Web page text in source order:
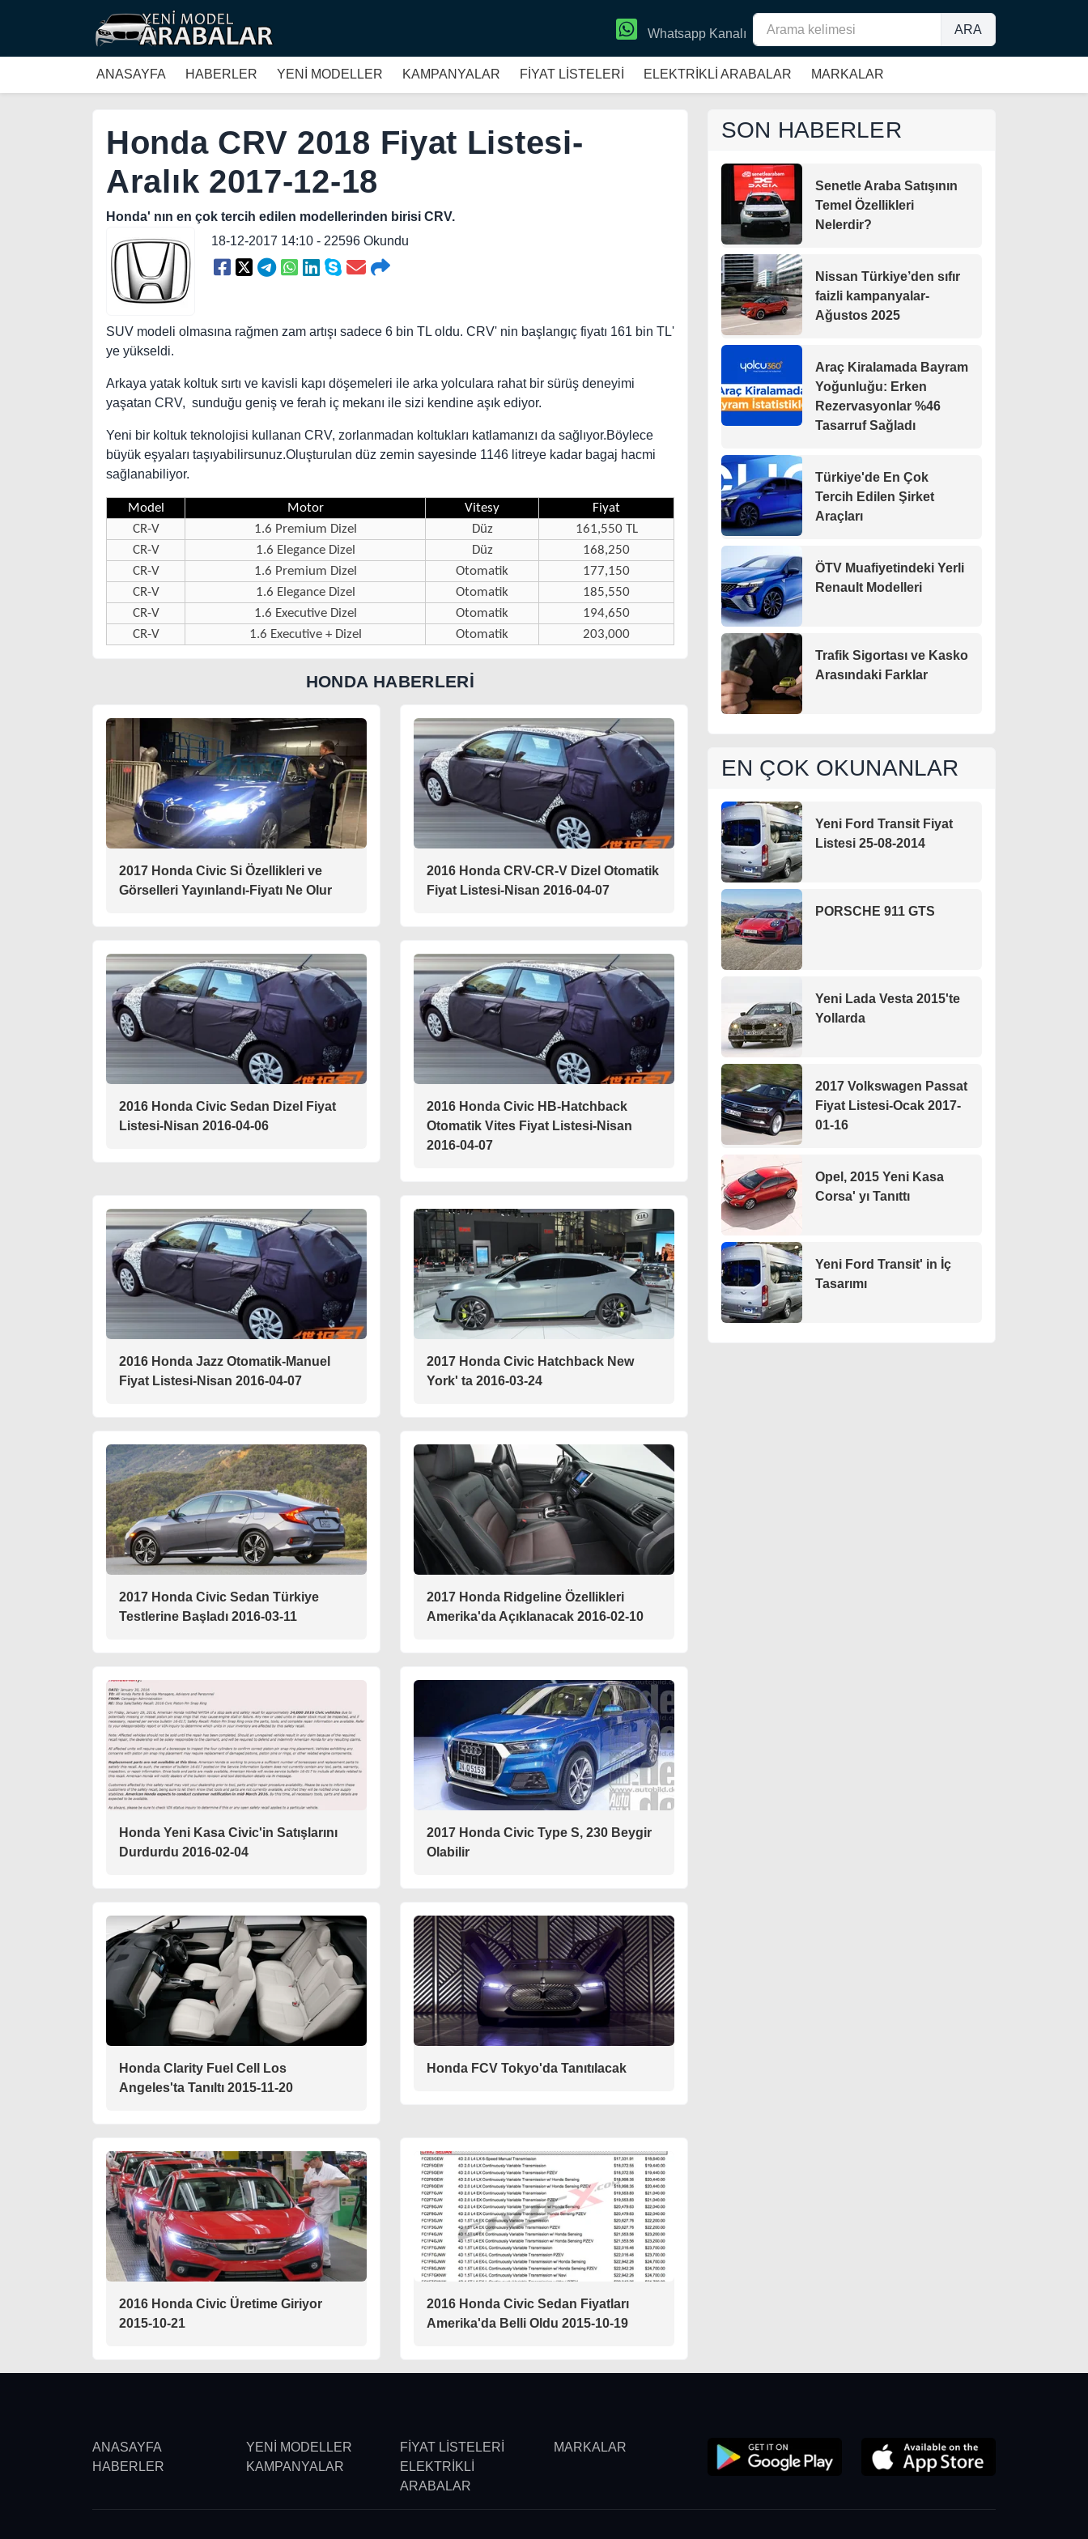
ARA
Whatsapp Kanalı
ANASAYFA HABERLER YENİ MODELLER KAMPANYALAR FİYAT LİSTELERİ ELEKTRİKLİ ARABALAR MARKALAR
Honda CRV 2018 Fiyat Listesi-
Aralık 2017-12-18
Honda' nın en çok tercih edilen modellerinden birisi CRV.
18-12-2017 14:10 - 22596 Okundu
SUV modeli olmasına rağmen zam artışı sadece 6 bin TL oldu. CRV' nin başlangıç fiyatı 161 bin TL'
ye yükseldi.
Arkaya yatak koltuk sırtı ve kavisli kapı döşemeleri ile arka yolculara rahat bir sürüş deneyimi
yaşatan CRV, sunduğu geniş ve ferah iç mekanı ile sizi kendine aşık ediyor.
Yeni bir koltuk teknolojisi kullanan CRV, zorlanmadan koltukları katlamanızı da sağlıyor.Böylece
büyük eşyaları taşıyabilirsunuz.Oluşturulan düz zemin sayesinde 1146 litreye kadar bagaj hacmi
sağlanabiliyor.
Model Motor Vitesy
Fiyat
CR-V
1.6 Premium Dizel Düz
161,550 TL
CR-V
1.6 Elegance Dizel Düz
168,250
CR-V
1.6 Premium Dizel Otomatik
177,150
CR-V
1.6 Elegance Dizel Otomatik
185,550
CR-V
1.6 Executive Dizel Otomatik
194,650
CR-V
1.6 Executive + Dizel Otomatik 203,000
HONDA HABERLERİ
2017 Honda Civic Si Özellikleri ve
Görselleri Yayınlandı-Fiyatı Ne Olur
2016 Honda CRV-CR-V Dizel Otomatik
Fiyat Listesi-Nisan 2016-04-07
2016 Honda Civic Sedan Dizel Fiyat
Listesi-Nisan 2016-04-06
2016 Honda Civic HB-Hatchback
Otomatik Vites Fiyat Listesi-Nisan
2016-04-07
2016 Honda Jazz Otomatik-Manuel
Fiyat Listesi-Nisan 2016-04-07
2017 Honda Civic Hatchback New
York' ta 2016-03-24
2017 Honda Civic Sedan Türkiye
Testlerine Başladı 2016-03-11
2017 Honda Ridgeline Özellikleri
Amerika'da Açıklanacak 2016-02-10
Honda Yeni Kasa Civic'in Satışlarını
Durdurdu 2016-02-04
2017 Honda Civic Type S, 230 Beygir
Olabilir
Honda Clarity Fuel Cell Los
Angeles'ta Tanıltı 2015-11-20
Honda FCV Tokyo'da Tanıtılacak
2016 Honda Civic Üretime Giriyor
2015-10-21
2016 Honda Civic Sedan Fiyatları
Amerika'da Belli Oldu 2015-10-19
SON HABERLER
Senetle Araba Satışının
Temel Özellikleri
Nelerdir?
Nissan Türkiye’den sıfır
faizli kampanyalar-
Ağustos 2025
Araç Kiralamada Bayram
Yoğunluğu: Erken
Rezervasyonlar %46
Tasarruf Sağladı
Türkiye'de En Çok
Tercih Edilen Şirket
Araçları
ÖTV Muafiyetindeki Yerli
Renault Modelleri
Trafik Sigortası ve Kasko
Arasındaki Farklar
EN ÇOK OKUNANLAR
Yeni Ford Transit Fiyat
Listesi 25-08-2014
PORSCHE 911 GTS
Yeni Lada Vesta 2015'te
Yollarda
2017 Volkswagen Passat
Fiyat Listesi-Ocak 2017-
01-16
Opel, 2015 Yeni Kasa
Corsa' yı Tanıttı
Yeni Ford Transit' in İç
Tasarımı
ANASAYFA
HABERLER
YENİ MODELLER
KAMPANYALAR
FİYAT LİSTELERİ
ELEKTRİKLİ
ARABALAR
MARKALAR